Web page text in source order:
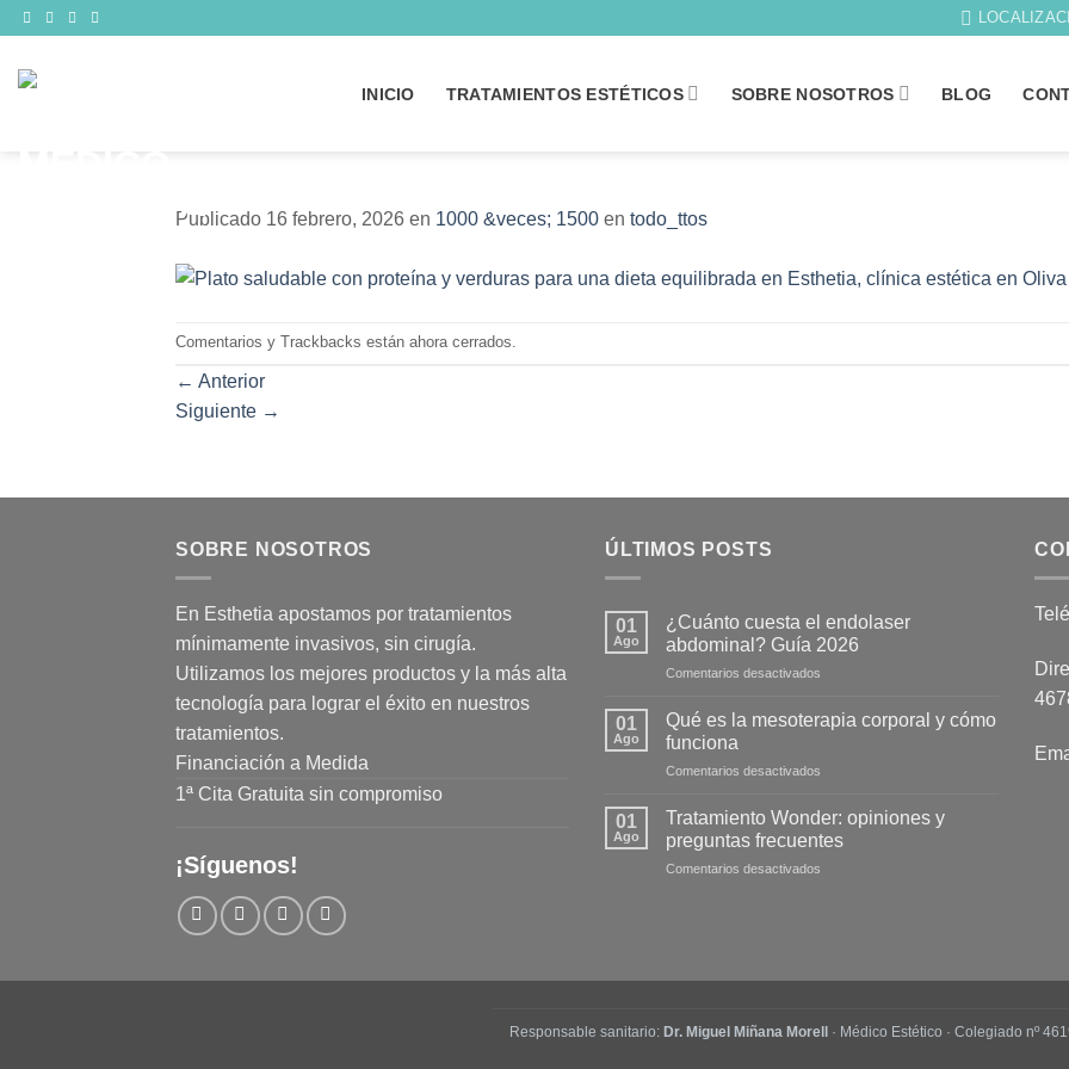
Saltar
contenido
INICIO TRATAMIENTOS ESTÉTICOS SOBRE NOSOTROS BLOG
Publicado 16 febrero, 2026 en 1000 &veces; 1500 en todo_ttos
Comentarios y Trackbacks están ahora cerrados.
← Anterior
Siguiente →
SOBRE NOSOTROS
En Esthetia apostamos por tratamientos
mínimamente invasivos, sin cirugía.
Utilizamos los mejores productos y la más alta
tecnología para lograr el éxito en nuestros
tratamientos.
Financiación a Medida
1ª Cita Gratuita sin compromiso
¡Síguenos!
ÚLTIMOS POSTS
01
Ago
¿Cuánto cuesta el endolaser
abdominal? Guía 2026
Comentarios desactivados
cuesta
2026
01
Ago
Qué es la mesoterapia corporal y cómo
funciona
Comentarios desactivados
es
la
mesoterapia
01
Ago
Tratamiento Wonder: opiniones y
preguntas frecuentes
Comentarios desactivados
Responsable sanitario: Dr. Miguel Miñana Morell · Médico Estético · Colegiado nº